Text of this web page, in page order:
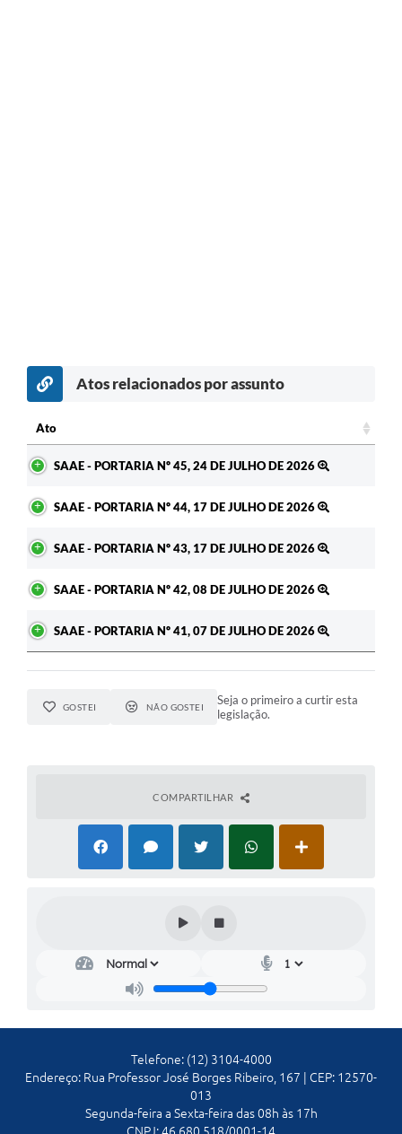
Atos relacionados por assunto
Ato
SAAE - PORTARIA Nº 45, 24 DE JULHO DE 2026
SAAE - PORTARIA Nº 44, 17 DE JULHO DE 2026
SAAE - PORTARIA Nº 43, 17 DE JULHO DE 2026
SAAE - PORTARIA Nº 42, 08 DE JULHO DE 2026
SAAE - PORTARIA Nº 41, 07 DE JULHO DE 2026
GOSTEI NÃO GOSTEI
Seja o primeiro a curtir esta
legislação.
COMPARTILHAR
Telefone: (12) 3104-4000
Endereço: Rua Professor José Borges Ribeiro, 167 | CEP: 12570-
013
Segunda-feira a Sexta-feira das 08h às 17h